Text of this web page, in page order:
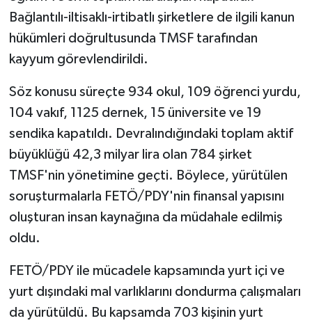
Bağlantılı-iltisaklı-irtibatlı şirketlere de ilgili kanun
hükümleri doğrultusunda TMSF tarafından
kayyum görevlendirildi.
Söz konusu süreçte 934 okul, 109 öğrenci yurdu,
104 vakıf, 1125 dernek, 15 üniversite ve 19
sendika kapatıldı. Devralındığındaki toplam aktif
büyüklüğü 42,3 milyar lira olan 784 şirket
TMSF'nin yönetimine geçti. Böylece, yürütülen
soruşturmalarla FETÖ/PDY'nin finansal yapısını
oluşturan insan kaynağına da müdahale edilmiş
oldu.
FETÖ/PDY ile mücadele kapsamında yurt içi ve
yurt dışındaki mal varlıklarını dondurma çalışmaları
da yürütüldü. Bu kapsamda 703 kişinin yurt